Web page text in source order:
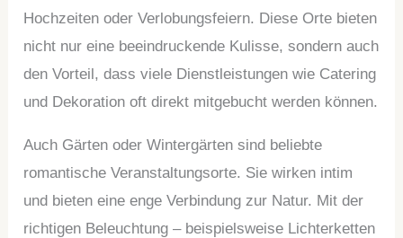
Hochzeiten oder Verlobungsfeiern. Diese Orte bieten
nicht nur eine beeindruckende Kulisse, sondern auch
den Vorteil, dass viele Dienstleistungen wie Catering
und Dekoration oft direkt mitgebucht werden können.
Auch Gärten oder Wintergärten sind beliebte
romantische Veranstaltungsorte. Sie wirken intim
und bieten eine enge Verbindung zur Natur. Mit der
richtigen Beleuchtung – beispielsweise Lichterketten